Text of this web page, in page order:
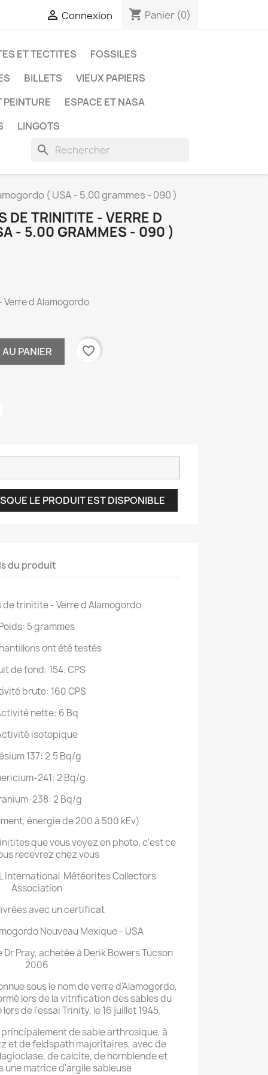
 Connexion shopping_cart Panier (0)
ET TECTITES
FOSSILES
BILLETS
VIEUX PAPIERS
PEINTURE
ESPACE ET NASA
LINGOTS
search
( USA - 5.00 grammes - 090 )
DE TRINITITE - VERRE D
- 5.00 GRAMMES - 090 )
d Alamogordo
PANIER
favorite_border
LE PRODUIT EST DISPONIBLE
du produit
trinitite - Verre d Alamogordo
5 grammes
ont été testés
de fond: 154. CPS
brute: 160 CPS
nette: 6 Bq
isotopique
137: 2.5 Bq/g
241: 2 Bq/g
238: 2 Bq/g
énergie de 200 à 500 kEv)
que vous voyez en photo, c'est ce
recevrez chez vous
International Météorites Collectors
Association
avec un certificat
Nouveau Mexique - USA
Pray, achetée à Derik Bowers Tucson
2006
sous le nom de verre d'Alamogordo,
lors de la vitrification des sables du
de l'essai Trinity, le 16 juillet 1945.
de sable arthrosique, à
et de feldspath majoritaires, avec de
de calcite, de hornblende et
une matrice d'argile sableuse